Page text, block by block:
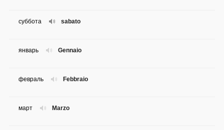
sabato
суббота
Gennaio
январь
Febbraio
февраль
Marzo
март